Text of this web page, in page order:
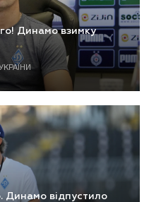
Динамо взимку
Динамо відпустило